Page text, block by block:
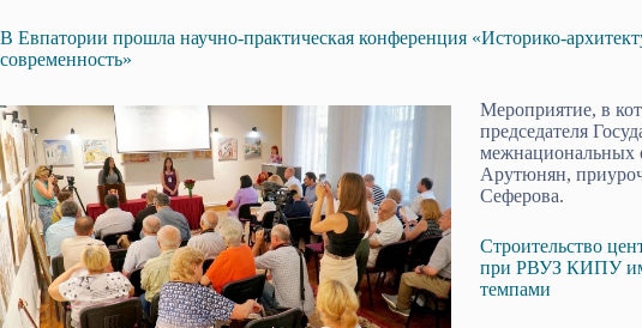
В Евпатории прошла научно-практическая конференция «Историко-
современность»
Мероприятие, в
председателя
Арутюнян,
Сеферова.
Строительство
при РВУЗ КИПУ
темпами